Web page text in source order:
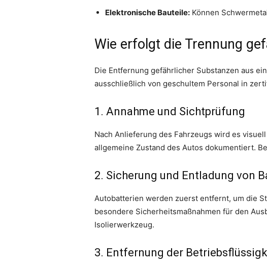
Elektronische Bauteile: Können
Wie erfolgt die Trennung
Die Entfernung gefährlicher Substanzen aus
ausschließlich von geschultem Personal in
1. Annahme und Sichtprüfung
Nach Anlieferung des Fahrzeugs wird es
allgemeine Zustand des Autos dokumentiert.
2. Sicherung und Entladung von
Autobatterien werden zuerst entfernt, um die
besondere Sicherheitsmaßnahmen für den
Isolierwerkzeug.
3. Entfernung der